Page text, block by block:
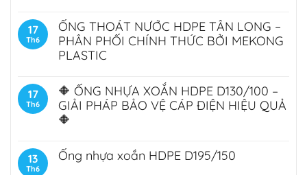
17
Th6
ỐNG THOÁT NƯỚC HDPE TÂN LONG –
PHÂN PHỐI CHÍNH THỨC BỞI MEKONG
PLASTIC
17
Th6
🔶 ỐNG NHỰA XOẮN HDPE D130/100 –
GIẢI PHÁP BẢO VỆ CÁP ĐIỆN HIỆU QUẢ
🔶
13
Th6
Ống nhựa xoắn HDPE D195/150